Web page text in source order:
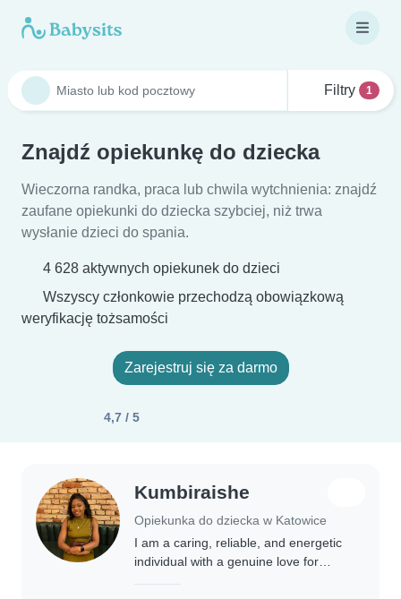
Filtry 1
Znajdź opiekunkę do dziecka
Wieczorna randka, praca lub chwila wytchnienia: znajdź
zaufane opiekunki do dziecka szybciej, niż trwa
wysłanie dzieci do spania.
4 628 aktywnych opiekunek do dzieci
Wszyscy członkowie przechodzą obowiązkową
weryfikację tożsamości
Zarejestruj się za darmo
4,7 / 5
Kumbiraishe
Opiekunka do dziecka w Katowice
I am a caring, reliable, and energetic
individual with a genuine love for